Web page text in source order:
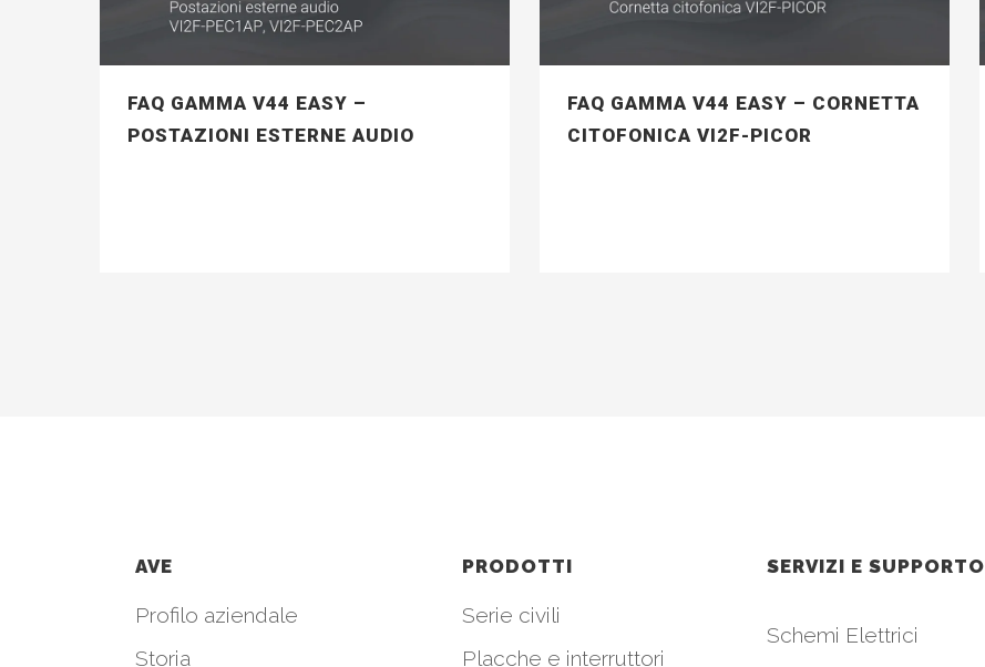
FAQ GAMMA V44 EASY –
POSTAZIONI ESTERNE AUDIO
FAQ GAMMA V44 EASY – CORNETTA
CITOFONICA VI2F-PICOR
AVE
Profilo aziendale
Storia
PRODOTTI
Serie civili
Placche e interruttori
SERVIZI E SUPPORTO
Schemi Elettrici